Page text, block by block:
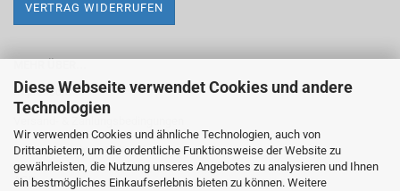
Diese Webseite verwendet Cookies und andere
Technologien
Wir verwenden Cookies und ähnliche Technologien, auch von
Drittanbietern, um die ordentliche Funktionsweise der Website zu
gewährleisten, die Nutzung unseres Angebotes zu analysieren und Ihnen
ein bestmögliches Einkaufserlebnis bieten zu können. Weitere
VERTRAG WIDERRUFEN
Impressum
Versand- & Zahlungsbedingungen
Widerrufsrecht & Widerrufsformular
AGB